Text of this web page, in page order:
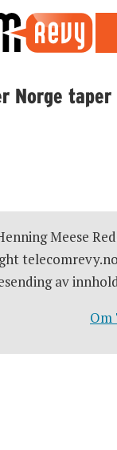
Norge taper
Meese
av
Om